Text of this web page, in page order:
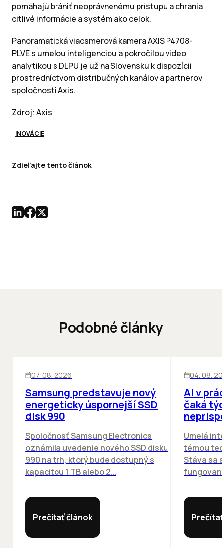
pomáhajú brániť neoprávnenému prístupu a chránia
citlivé informácie a systém ako celok.
Panoramatická viacsmerová kamera AXIS P4708-
PLVE s umelou inteligenciou a pokročilou video
analytikou s DLPU je už na Slovensku k dispozícii
prostredníctvom distribučných kanálov a partnerov
spoločnosti Axis.
Zdroj: Axis
INOVÁCIE
Zdieľajte tento článok
Podobné články
07. 08. 2026
Samsung predstavuje nový
energeticky úspornejší SSD
disk 990
Spoločnosť Samsung Electronics
oznámila uvedenie nového SSD disku
990 na trh, ktorý bude dostupný s
kapacitou 1 TB alebo 2...
Prečítať článok
04. 08.
AI v
čaká
Umelá
témou
Stáva sa